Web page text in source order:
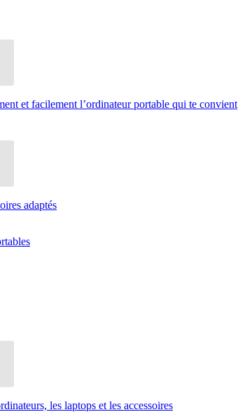
et facilement l’ordinateur portable qui te convient
adaptés
les laptops et les accessoires